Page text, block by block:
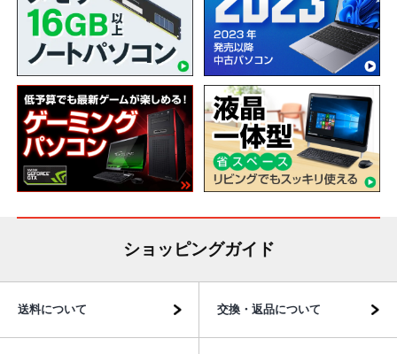
ショッピングガイド
送料について 交換・返品について